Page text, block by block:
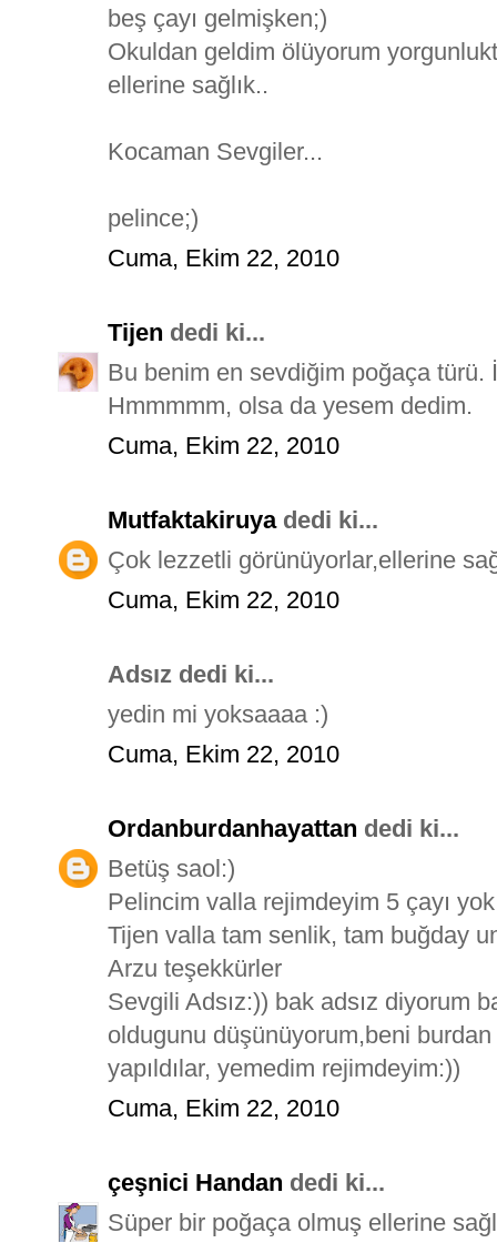
beş çayı gelmişken;)
Okuldan geldim ölüyorum
ellerine sağlık..
Kocaman Sevgiler...
pelince;)
Cuma, Ekim 22, 2010
Tijen dedi ki...
Bu benim en sevdiğim poğaça türü.
Hmmmmm, olsa da yesem dedim.
Cuma, Ekim 22, 2010
Mutfaktakiruyadedi ki...
Çok lezzetli görünüyorlar,ellerine
Cuma, Ekim 22, 2010
Adsız dedi ki...
yedin mi yoksaaaa :)
Cuma, Ekim 22, 2010
Ordanburdanhayattan dedi ki...
Betüş saol:)
Pelincim valla rejimdeyim 5 çayı
Tijen valla tam senlik, tam buğday
Arzu teşekkürler
Sevgili Adsız:)) bak adsız diyorum
oldugunu düşünüyorum,beni
yapıldılar, yemedim rejimdeyim:))
Cuma, Ekim 22, 2010
çeşnici Handan dedi ki...
Süper bir poğaça olmuş ellerine